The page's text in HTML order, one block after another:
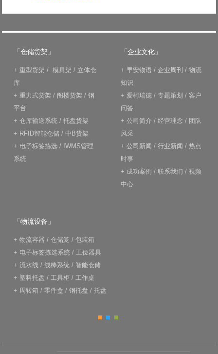
「仓储货架」
+ 重型货架 / 模具架 / 立体仓
库
+ 重力式货架 / 阁楼货架 / 钢
平台
+ 仓库输送系统 / 托盘货架
+ RFID智能仓储 / 中B货架
+ 电子标签拣选 / IWMS管理
系统
「企业文化」
+ 早安物语 / 企业周刊 / 物流
知识
+ 爱柯瑞德 / 专题策划 / 客户
问答
+ 公司简介 / 经营理念 / 团队
风采
+ 公司新闻 / 行业新闻 / 热点
时事
+ 成功案例 / 联系我们 / 视频
中心
「物流设备」
+ 物流容器 / 仓储笼 / 包装箱
+ 电子标签拣选系统 / 工位器具
+ 流水线 / 线棒系统 / 智能仓储
+ 塑料托盘 / 工具柜 / 工作桌
+ 周转箱 / 零件盒 / 钢托盘 / 托盘